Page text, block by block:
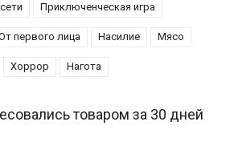
цену и вы должны запомнить это ради
ли ему это противники. Используйте
Приключенческая игра
первого лица Насилие Мясо
Хоррор Нагота
товаром за 30 дней